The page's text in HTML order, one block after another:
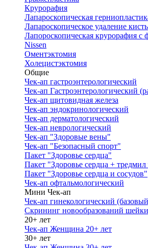
Крурорафия
Лапароскопическая
Лапароскопическое удаление
Лапороскопическая крурорафия с
Nissen
Оментэктомия
Холецистэктомия
Общие
Чек-ап гастроэнтерологический
Чек-ап Гастроэнтерологический
Чек-ап щитовидная железа
Чек-ап эндокринологический
Чек-ап дерматологический
Чек-ап неврологический
Чек-ап "Здоровые вены"
Чек-ап "Безопасный спорт"
Пакет "Здоровье сердца"
Пакет "Здоровье сердца + тредмил
Пакет "Здоровье сердца и сосудов"
Чек-ап офтальмологический
Мини Чек-ап
Чек-ап гинекологический
Скрининг новообразований
20+ лет
Чек-ап Женщина 20+ лет
30+ лет